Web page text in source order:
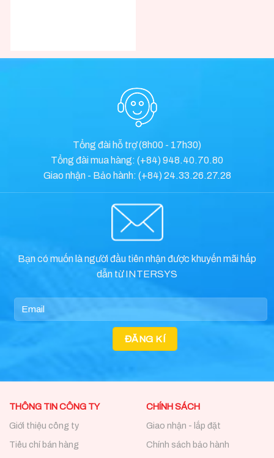
Tổng đài hỗ trợ (8h00 - 17h30)
Tổng đài mua hàng: (+84) 948.40.70.80
Giao nhận - Bảo hành: (+84) 24.33.26.27.28
Bạn có muốn là người đầu tiên nhận được khuyến mãi hấp
dẫn từ INTERSYS
THÔNG TIN CÔNG TY
Giới thiệu công ty
Tiêu chí bán hàng
CHÍNH SÁCH
Giao nhận - lắp đặt
Chính sách bảo hành